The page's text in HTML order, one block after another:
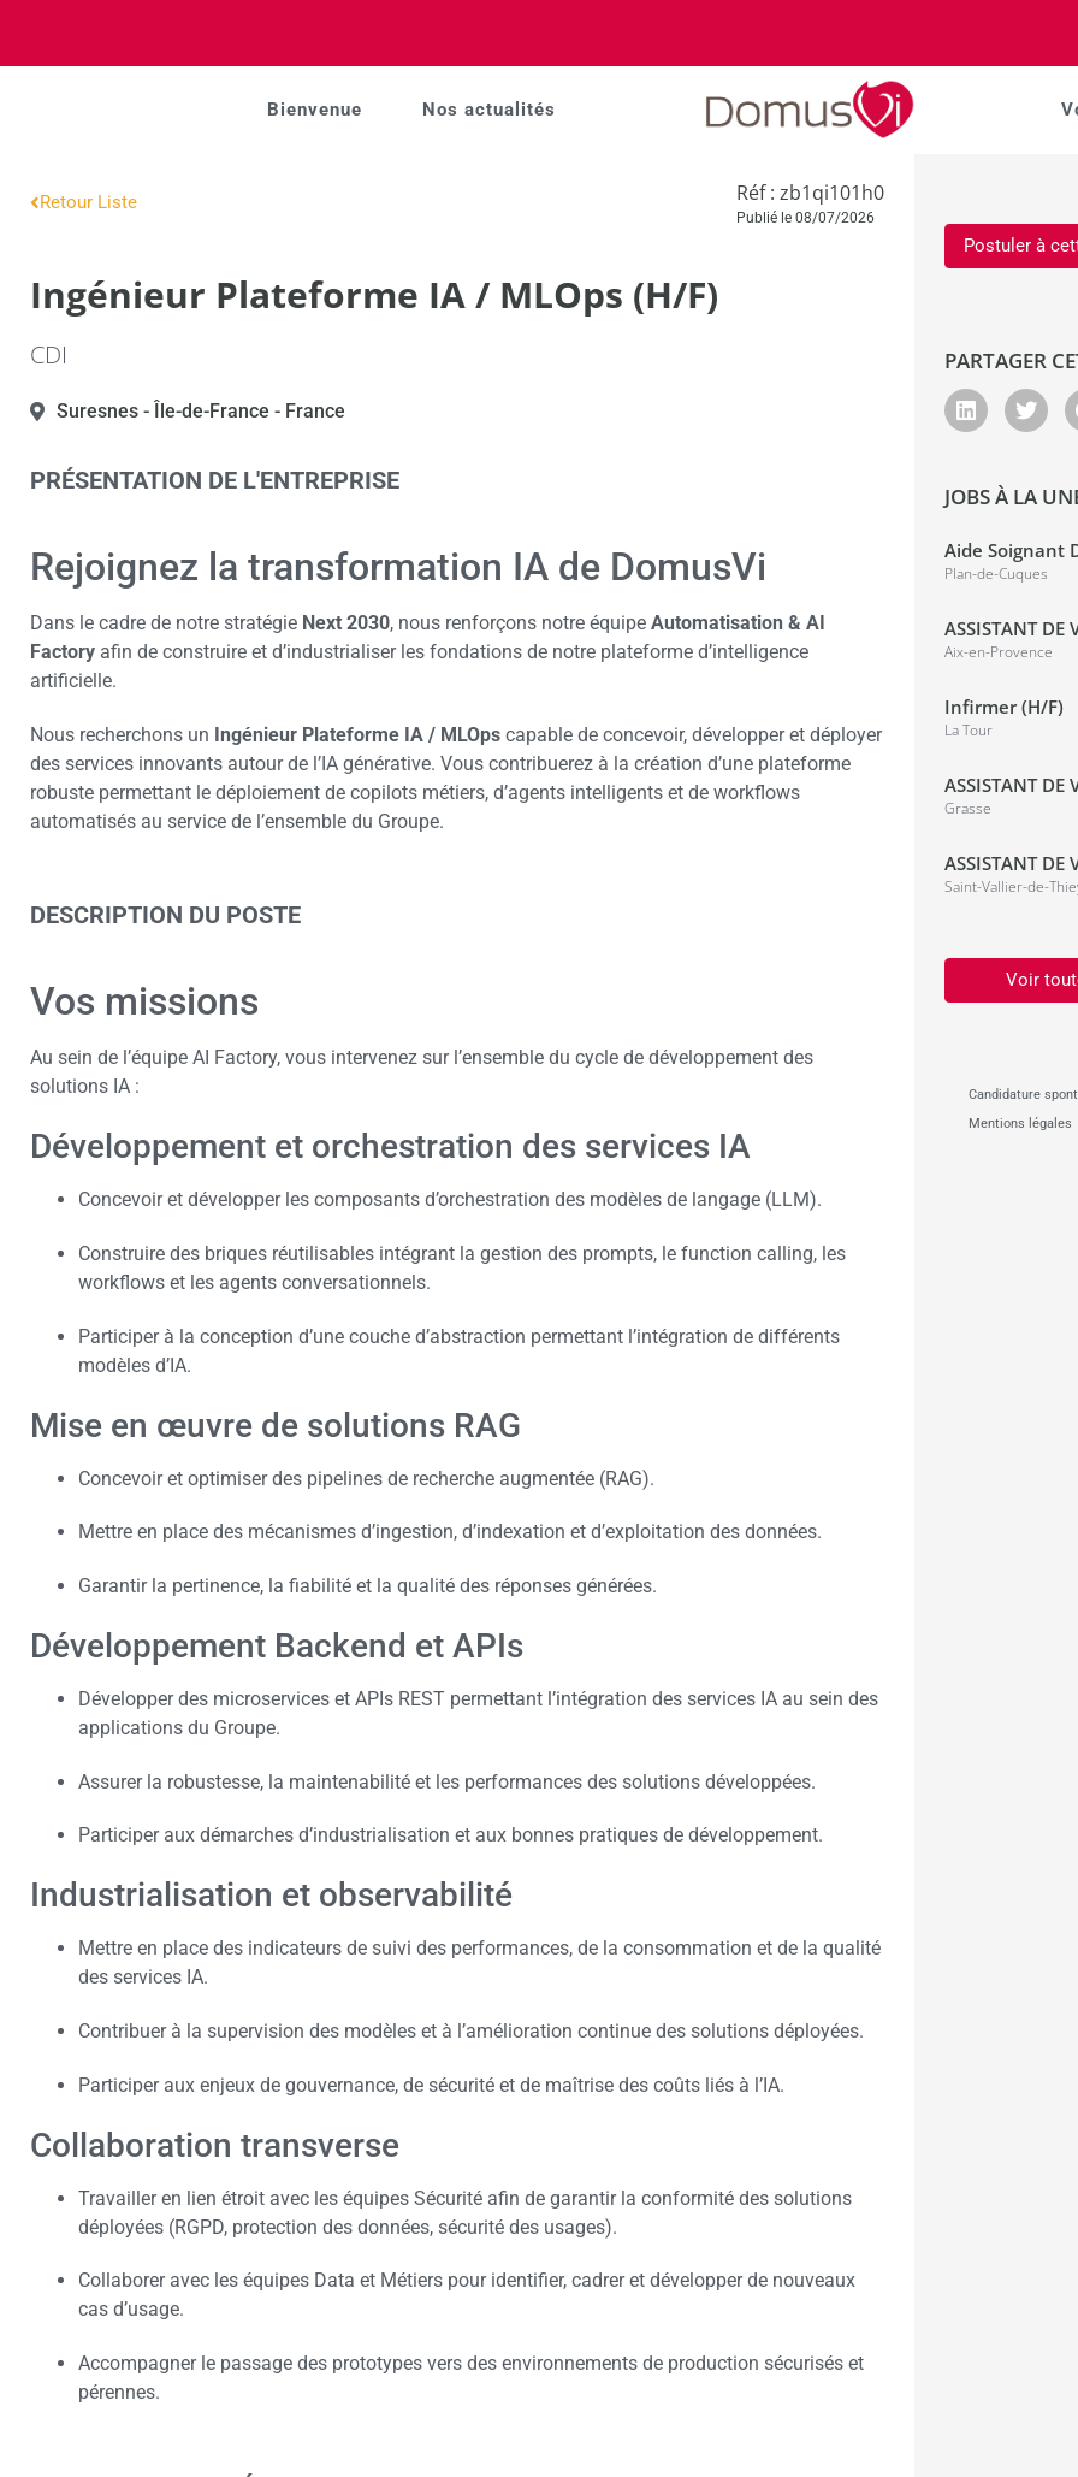
Bienvenue Nos actualités
Retour Liste Réf : zb1qi101h0
Publié le 08/07/2026
Ingénieur Plateforme IA / MLOps (H/F)
CDI
Suresnes - Île-de-France - France
PRÉSENTATION DE L'ENTREPRISE
Rejoignez la transformation IA de DomusVi
Dans le cadre de notre stratégie Next 2030, nous renforçons notre équipe Automatisation & AI
Factory afin de construire et d’industrialiser les fondations de notre plateforme d’intelligence
artificielle.
Nous recherchons un Ingénieur Plateforme IA / MLOps capable de concevoir, développer et déployer
des services innovants autour de l’IA générative. Vous contribuerez à la création d’une plateforme
robuste permettant le déploiement de copilots métiers, d’agents intelligents et de workflows
automatisés au service de l’ensemble du Groupe.
DESCRIPTION DU POSTE
Vos missions
Au sein de l’équipe AI Factory, vous intervenez sur l’ensemble du cycle de développement des
solutions IA :
Développement et orchestration des services IA
Concevoir et développer les composants d’orchestration des modèles de langage (LLM).
Construire des briques réutilisables intégrant la gestion des prompts, le function calling, les
workflows et les agents conversationnels.
Participer à la conception d’une couche d’abstraction permettant l’intégration de différents
modèles d’IA.
Mise en œuvre de solutions RAG
Concevoir et optimiser des pipelines de recherche augmentée (RAG).
Mettre en place des mécanismes d’ingestion, d’indexation et d’exploitation des données.
Garantir la pertinence, la fiabilité et la qualité des réponses générées.
Développement Backend et APIs
Développer des microservices et APIs REST permettant l’intégration des services IA au sein des
applications du Groupe.
Assurer la robustesse, la maintenabilité et les performances des solutions développées.
Participer aux démarches d’industrialisation et aux bonnes pratiques de développement.
Industrialisation et observabilité
Mettre en place des indicateurs de suivi des performances, de la consommation et de la qualité
des services IA.
Contribuer à la supervision des modèles et à l’amélioration continue des solutions déployées.
Participer aux enjeux de gouvernance, de sécurité et de maîtrise des coûts liés à l’IA.
Collaboration transverse
Travailler en lien étroit avec les équipes Sécurité afin de garantir la conformité des solutions
déployées (RGPD, protection des données, sécurité des usages).
Collaborer avec les équipes Data et Métiers pour identifier, cadrer et développer de nouveaux
cas d’usage.
Accompagner le passage des prototypes vers des environnements de production sécurisés et
pérennes.
Postuler à
PARTAGER
JOBS À LA
Aide Soignant
Plan-de-Cuques
ASSISTANT DE
Aix-en-Provence
Infirmer (H/F)
La Tour
ASSISTANT DE
Grasse
ASSISTANT DE
Saint-Vallier-de-
Voir
Candidature
Mentions légales